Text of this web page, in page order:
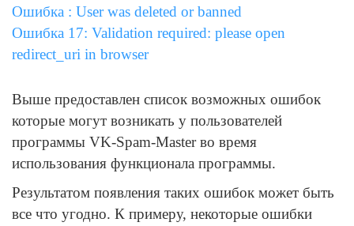
Ошибка : User was deleted or banned
Ошибка 17: Validation required: please open
redirect_uri in browser
Выше предоставлен список возможных ошибок
которые могут возникать у пользователей
программы VK-Spam-Master во время
использования функционала программы.
Результатом появления таких ошибок может быть
все что угодно. К примеру, некоторые ошибки